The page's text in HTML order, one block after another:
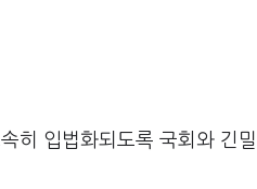
히 입법화되도록 국회와 긴밀